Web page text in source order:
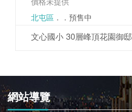
北屯區 ．．預售中
文心國小 30層峰頂花園御邸
網站導覽